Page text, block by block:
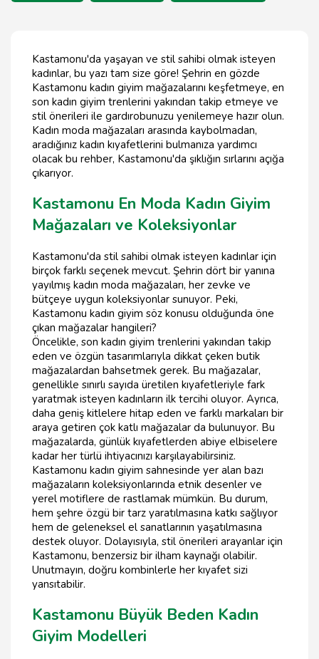
Kastamonu'da yaşayan ve stil sahibi olmak isteyen
kadınlar, bu yazı tam size göre! Şehrin en gözde
Kastamonu kadın giyim mağazalarını keşfetmeye, en
son kadın giyim trenlerini yakından takip etmeye ve
stil önerileri ile gardırobunuzu yenilemeye hazır olun.
Kadın moda mağazaları arasında kaybolmadan,
aradığınız kadın kıyafetlerini bulmanıza yardımcı
olacak bu rehber, Kastamonu'da şıklığın sırlarını açığa
çıkarıyor.
Kastamonu En Moda Kadın Giyim
Mağazaları ve Koleksiyonlar
Kastamonu'da stil sahibi olmak isteyen kadınlar için
birçok farklı seçenek mevcut. Şehrin dört bir yanına
yayılmış kadın moda mağazaları, her zevke ve
bütçeye uygun koleksiyonlar sunuyor. Peki,
Kastamonu kadın giyim söz konusu olduğunda öne
çıkan mağazalar hangileri?
Öncelikle, son kadın giyim trenlerini yakından takip
eden ve özgün tasarımlarıyla dikkat çeken butik
mağazalardan bahsetmek gerek. Bu mağazalar,
genellikle sınırlı sayıda üretilen kıyafetleriyle fark
yaratmak isteyen kadınların ilk tercihi oluyor. Ayrıca,
daha geniş kitlelere hitap eden ve farklı markaları bir
araya getiren çok katlı mağazalar da bulunuyor. Bu
mağazalarda, günlük kıyafetlerden abiye elbiselere
kadar her türlü ihtiyacınızı karşılayabilirsiniz.
Kastamonu kadın giyim sahnesinde yer alan bazı
mağazaların koleksiyonlarında etnik desenler ve
yerel motiflere de rastlamak mümkün. Bu durum,
hem şehre özgü bir tarz yaratılmasına katkı sağlıyor
hem de geleneksel el sanatlarının yaşatılmasına
destek oluyor. Dolayısıyla, stil önerileri arayanlar için
Kastamonu, benzersiz bir ilham kaynağı olabilir.
Unutmayın, doğru kombinlerle her kıyafet sizi
yansıtabilir.
Kastamonu Büyük Beden Kadın
Giyim Modelleri